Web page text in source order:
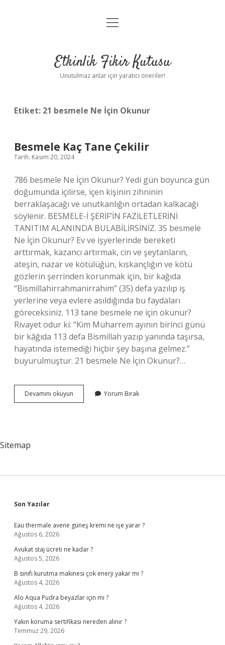
Anasayfa
Yasal Uyarı
menüyü
Etkinlik Fikir Kutusu
Unutulmaz anlar için yaratıcı öneriler!
Etiket: 21 besmele Ne İçin Okunur
Besmele Kaç Tane Çekilir
Tarih: Kasım 20, 2024
786 besmele Ne İçin Okunur? Yedi gün boyunca gün
doğumunda içilirse, içen kişinin zihninin
berraklaşacağı ve unutkanlığın ortadan kalkacağı
söylenir. BESMELE-İ ŞERİF’İN FAZİLETLERİNİ
TANITIM ALANINDA BULABİLİRSİNİZ. 35 besmele
Ne İçin Okunur? Ev ve işyerlerinde bereketi
arttırmak, kazancı artırmak, cin ve şeytanların,
ateşin, nazar ve kötülüğün, kıskançlığın ve kötü
gözlerin şerrinden korunmak için, bir kağıda
“Bismillahirrahmanirrahim” (35) defa yazılıp iş
yerlerine veya evlere asıldığında bu faydaları
göreceksiniz. 113 tane besmele ne için okunur?
Rivayet odur ki: “Kim Muharrem ayının birinci günü
bir kâğıda 113 defa Bismillah yazıp yanında taşırsa,
hayatında istemediği hiçbir şey başına gelmez.”
buyurulmuştur. 21 besmele Ne İçin Okunur?…
Devamını okuyun Besmele
Kaç
Yorum Bırak
Sitemap
Sidebar
Son Yazılar
Eau thermale avene güneş kremi ne işe yarar ?
Ağustos 6, 2026
Avukat staj ücreti ne kadar ?
Ağustos 5, 2026
B sınıfı kurutma makinesi çok enerji yakar mı ?
Ağustos 4, 2026
Alo Aqua Pudra beyazlar için mi ?
Ağustos 4, 2026
Yakın koruma sertifikası nereden alınır ?
Temmuz 29, 2026